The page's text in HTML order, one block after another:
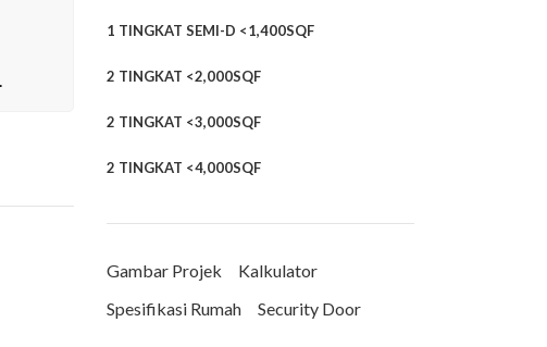
1 TINGKAT SEMI-D <1,400SQF
2 TINGKAT <2,000SQF
2 TINGKAT <3,000SQF
2 TINGKAT <4,000SQF
Gambar Projek
Kalkulator
Spesifikasi Rumah
Security Door